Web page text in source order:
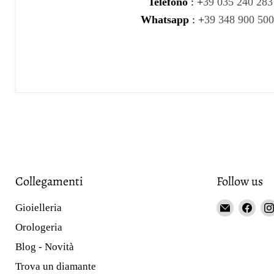
Whatsapp : +39 348 900
Collegamenti
Gioielleria
Orologeria
Blog - Novità
Trova un diamante
Follow us
EmailFind